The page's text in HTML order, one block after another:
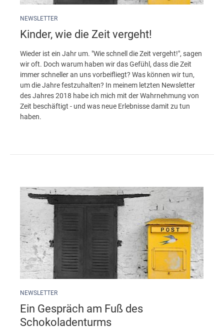
NEWSLETTER
Kinder, wie die Zeit vergeht!
Wieder ist ein Jahr um. "Wie schnell die Zeit vergeht!", sagen
wir oft. Doch warum haben wir das Gefühl, dass die Zeit
immer schneller an uns vorbeifliegt? Was können wir tun,
um die Jahre festzuhalten? In meinem letzten Newsletter
des Jahres 2018 habe ich mich mit der Wahrnehmung von
Zeit beschäftigt - und was neue Erlebnisse damit zu tun
haben.
NEWSLETTER
Ein Gespräch am Fuß des
Schokoladenturms